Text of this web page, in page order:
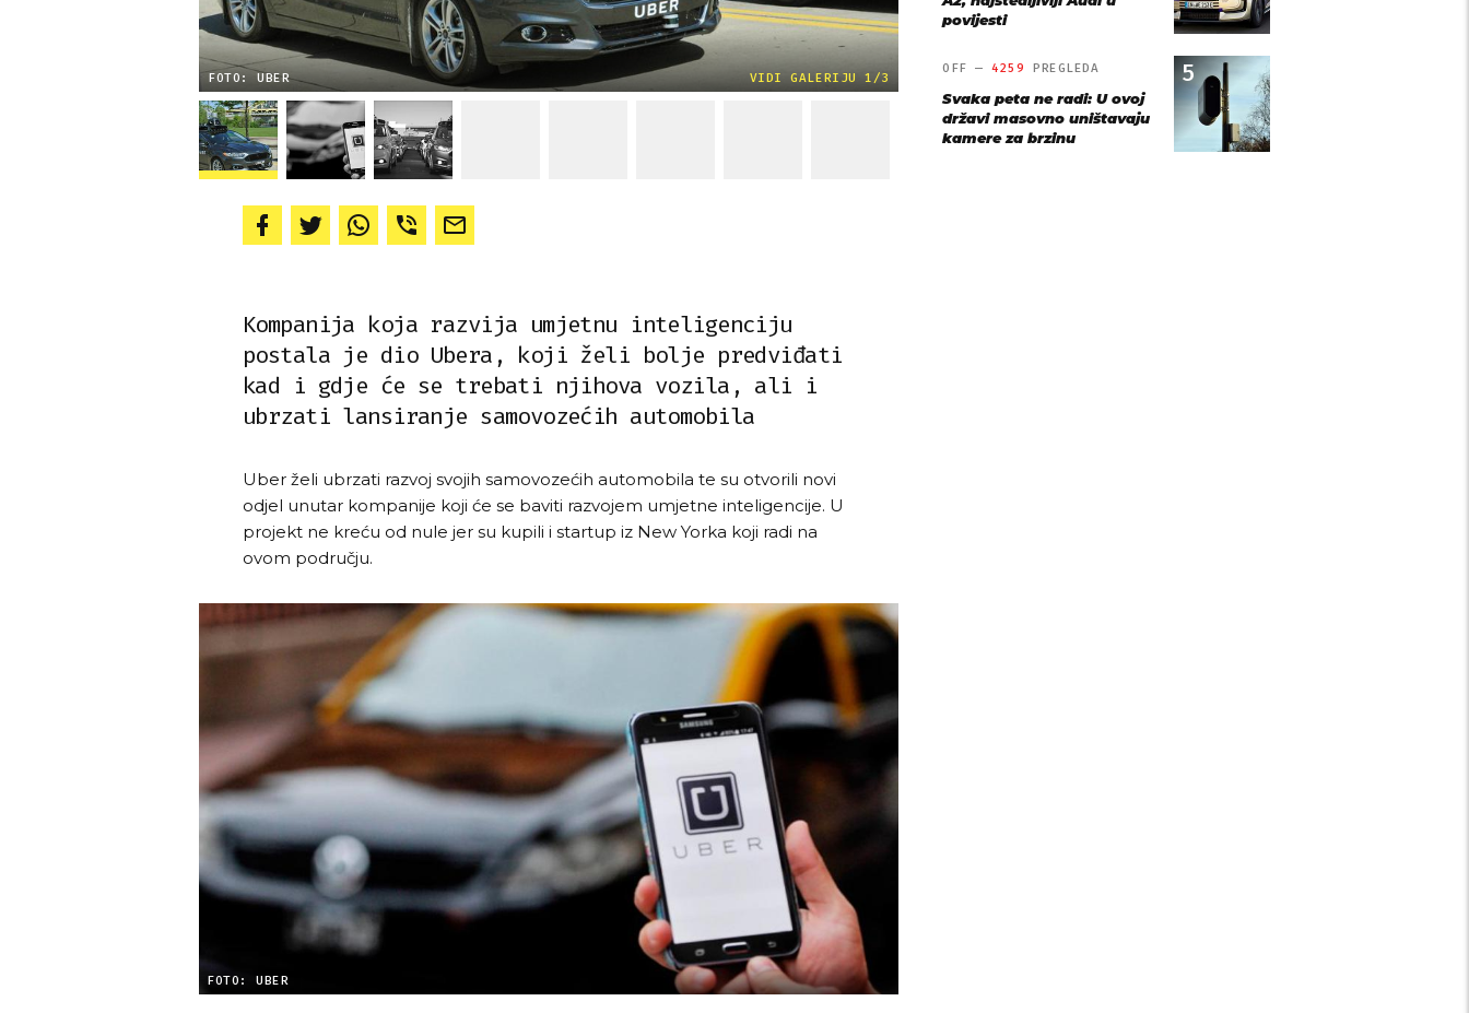
FOTO: UBER VIDI GALERIJU 1/3
Kompanija koja razvija umjetnu inteligenciju
postala je dio Ubera, koji želi bolje predviđati
kad i gdje će se trebati njihova vozila, ali i
ubrzati lansiranje samovozećih automobila
Uber želi ubrzati razvoj svojih samovozećih automobila te su otvorili novi
odjel unutar kompanije koji će se baviti razvojem umjetne inteligencije. U
projekt ne kreću od nule jer su kupili i startup iz New Yorka koji radi na
ovom području.
FOTO: UBER
povijesti
5
OFF —4259 PREGLEDA
Svaka peta ne radi: U ovoj
državi masovno uništavaju
kamere za brzinu